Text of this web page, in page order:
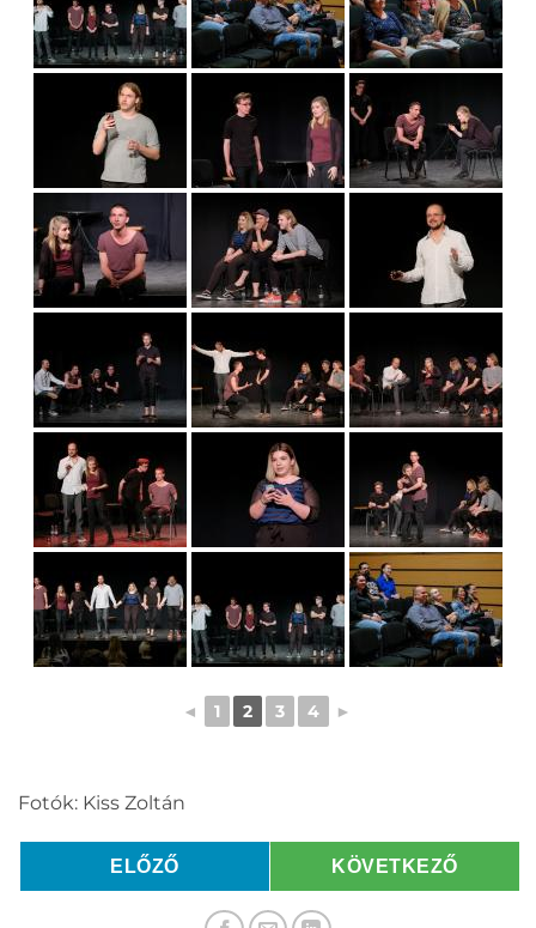
◄ 1 2 3 4 ►
Fotók: Kiss Zoltán
ELŐZŐ KÖVETKEZŐ